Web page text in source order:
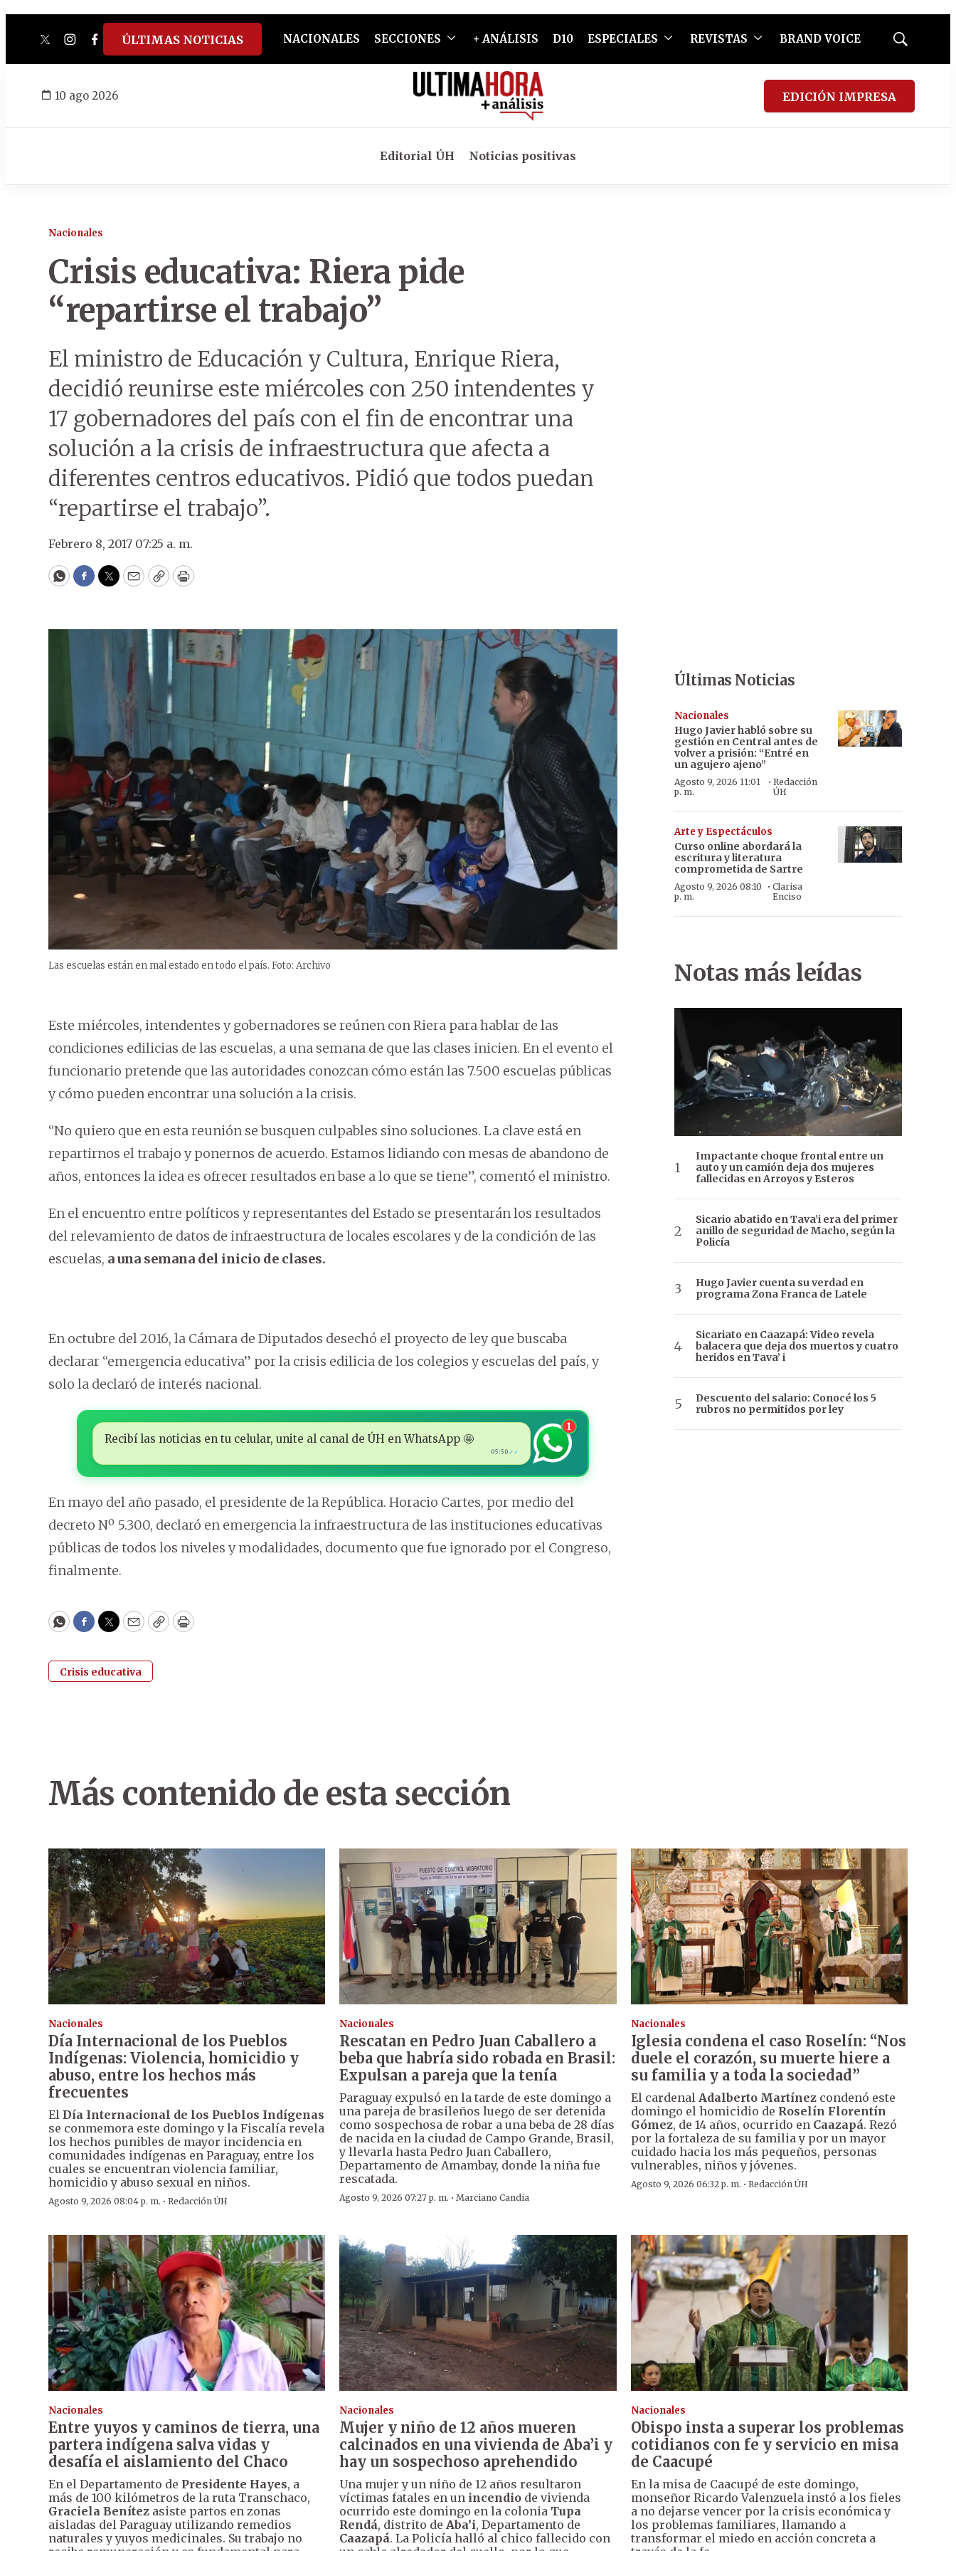
twitterinstagram
facebook
tiktokyoutube
spotify
ÚLTIMAS NOTICIAS NACIONALES SECCIONES + ANÁLISIS D10 ESPECIALES REVISTAS BRAND VOICE
Mostrar
10 ago 2026 EDICIÓN IMPRESA
Editorial ÚH Noticias positivas
Nacionales
Crisis educativa: Riera pide
“repartirse el trabajo”
El ministro de Educación y Cultura, Enrique Riera,
decidió reunirse este miércoles con 250 intendentes y
17 gobernadores del país con el fin de encontrar una
solución a la crisis de infraestructura que afecta a
diferentes centros educativos. Pidió que todos puedan
“repartirse el trabajo”.
Febrero 8, 2017 07:25 a. m.
WhatsApp
Facebook
Twitter
EmailCopyPrint
Las escuelas están en mal estado en todo el país. Foto: Archivo
Este miércoles, intendentes y gobernadores se reúnen con Riera para hablar de las
condiciones edilicias de las escuelas, a una semana de que las clases inicien. En el evento el
funcionario pretende que las autoridades conozcan cómo están las 7.500 escuelas públicas
y cómo pueden encontrar una solución a la crisis.
“No quiero que en esta reunión se busquen culpables sino soluciones. La clave está en
repartirnos el trabajo y ponernos de acuerdo. Estamos lidiando con mesas de abandono de
años, entonces la idea es ofrecer resultados en base a lo que se tiene”, comentó el ministro.
En el encuentro entre políticos y representantes del Estado se presentarán los resultados
del relevamiento de datos de infraestructura de locales escolares y de la condición de las
escuelas, a una semana del inicio de clases.
En octubre del 2016, la Cámara de Diputados desechó el proyecto de ley que buscaba
declarar “emergencia educativa” por la crisis edilicia de los colegios y escuelas del país, y
solo la declaró de interés nacional.
Recibí las noticias en tu celular, unite al canal de ÚH en WhatsApp 🤩
05:50 ✓✓
1
En mayo del año pasado, el presidente de la República. Horacio Cartes, por medio del
decreto Nº 5.300, declaró en emergencia la infraestructura de las instituciones educativas
públicas de todos los niveles y modalidades, documento que fue ignorado por el Congreso,
finalmente.
WhatsApp
Facebook
Twitter
EmailCopyPrint
Crisis educativa
Últimas Noticias
Nacionales
Hugo Javier habló sobre su
gestión en Central antes de
volver a prisión: “Entré en
un agujero ajeno”
Agosto 9, 2026 11:01
p. m.
· Redacción
ÚH
Arte y Espectáculos
Curso online abordará la
escritura y literatura
comprometida de Sartre
Agosto 9, 2026 08:10
p. m.
·Clarisa
Enciso
Notas más leídas
Impactante choque frontal entre un
auto y un camión deja dos mujeres
fallecidas en Arroyos y Esteros
Sicario abatido en Tava’i era del primer
anillo de seguridad de Macho, según la
Policía
Hugo Javier cuenta su verdad en
programa Zona Franca de Latele
Sicariato en Caazapá: Video revela
balacera que deja dos muertos y cuatro
heridos en Tava’ i
Descuento del salario: Conocé los 5
rubros no permitidos por ley
Más contenido de esta sección
Nacionales
Día Internacional de los Pueblos
Indígenas: Violencia, homicidio y
abuso, entre los hechos más
frecuentes
El Día Internacional de los Pueblos Indígenas
se conmemora este domingo y la Fiscalía revela
los hechos punibles de mayor incidencia en
comunidades indígenas en Paraguay, entre los
cuales se encuentran violencia familiar,
homicidio y abuso sexual en niños.
Agosto 9, 2026 08:04 p. m. · Redacción ÚH
Nacionales
Rescatan en Pedro Juan Caballero a
beba que habría sido robada en Brasil:
Expulsan a pareja que la tenía
Paraguay expulsó en la tarde de este domingo a
una pareja de brasileños luego de ser detenida
como sospechosa de robar a una beba de 28 días
de nacida en la ciudad de Campo Grande, Brasil,
y llevarla hasta Pedro Juan Caballero,
Departamento de Amambay, donde la niña fue
rescatada.
Agosto 9, 2026 07:27 p. m. ·Marciano Candia
Nacionales
Iglesia condena el caso Roselín: “Nos
duele el corazón, su muerte hiere a
su familia y a toda la sociedad”
El cardenal Adalberto Martínezcondenó este
domingo el homicidio de Roselín Florentín
Gómez, de 14 años, ocurrido en Caazapá. Rezó
por la fortaleza de su familia y por un mayor
cuidado hacia los más pequeños, personas
vulnerables, niños y jóvenes.
Agosto 9, 2026 06:32 p. m. · Redacción ÚH
Nacionales
Entre yuyos y caminos de tierra, una
partera indígena salva vidas y
desafía el aislamiento del Chaco
En el Departamento de Presidente Hayes, a
más de 100 kilómetros de la ruta Transchaco,
Graciela Benítez asiste partos en zonas
aisladas del Paraguay utilizando remedios
naturales y yuyos medicinales. Su trabajo no
Nacionales
Mujer y niño de 12 años mueren
calcinados en una vivienda de Aba’i y
hay un sospechoso aprehendido
Una mujer y un niño de 12 años resultaron
víctimas fatales en un incendio de vivienda
ocurrido este domingo en la colonia Tupa
Rendá, distrito de Aba’i, Departamento de
Caazapá. La Policía halló al chico fallecido con
Nacionales
Obispo insta a superar los problemas
cotidianos con fe y servicio en misa
de Caacupé
En la misa de Caacupé de este domingo,
monseñor Ricardo Valenzuela instó a los fieles
a no dejarse vencer por la crisis económica y
los problemas familiares, llamando a
transformar el miedo en acción concreta a